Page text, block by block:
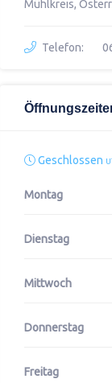
Mühlkreis,
Telefon:
Geschlossen
Montag
Dienstag
Mittwoch
Donnerstag
Freitag